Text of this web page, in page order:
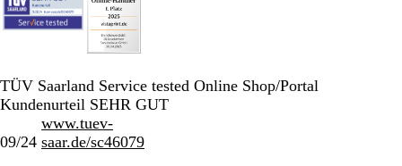
TÜV Saarland Service tested Online Shop/Portal
Kundenurteil SEHR GUT
09/24
www.tuev-
saar.de/sc46079